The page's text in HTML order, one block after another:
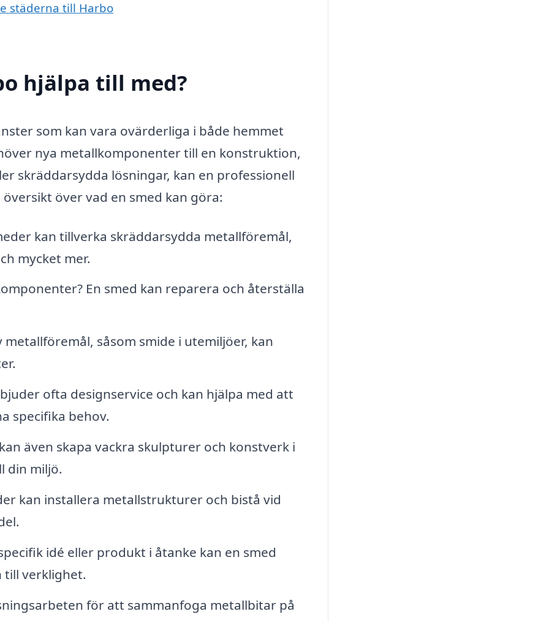
städerna till Harbo
hjälpa till med?
som kan vara ovärderliga i både hemmet
nya metallkomponenter till en konstruktion,
skräddarsydda lösningar, kan en professionell
över vad en smed kan göra:
kan tillverka skräddarsydda metallföremål,
mycket mer.
En smed kan reparera och återställa
såsom smide i utemiljöer, kan
ofta designservice och kan hjälpa med att
specifika behov.
även skapa vackra skulpturer och konstverk i
din miljö.
kan installera metallstrukturer och bistå vid
idé eller produkt i åtanke kan en smed
till verklighet.
för att sammanfoga metallbitar på